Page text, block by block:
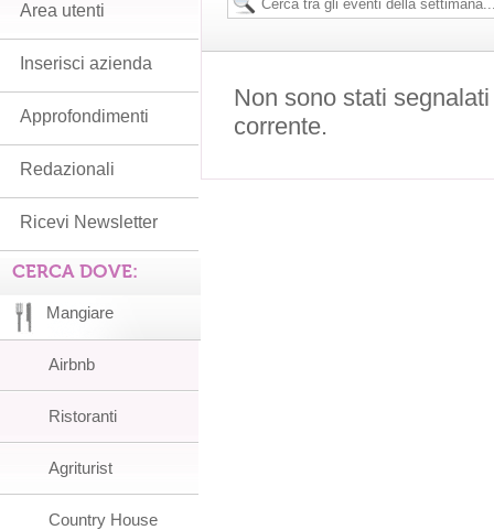
Non sono stati
corrente.
Area utenti
Inserisci azienda
Approfondimenti
Redazionali
Ricevi Newsletter
CERCA DOVE:
Mangiare
Airbnb
Ristoranti
Agriturist
Country House